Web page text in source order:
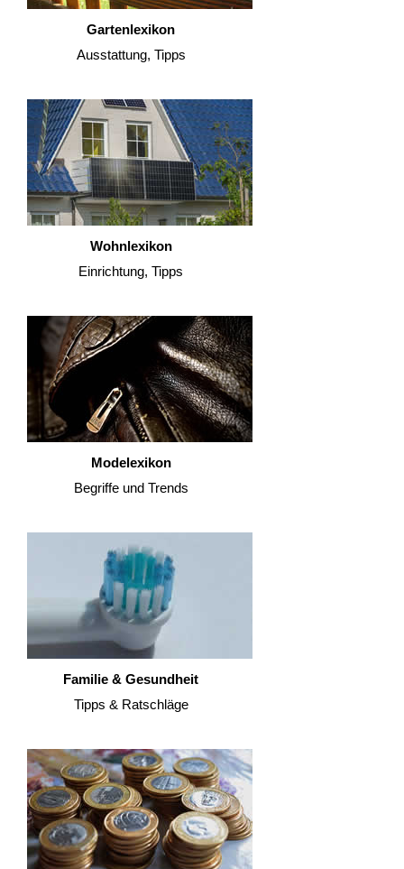
Gartenlexikon
Ausstattung, Tipps
Wohnlexikon
Einrichtung, Tipps
Modelexikon
Begriffe und Trends
Familie & Gesundheit
Tipps & Ratschläge